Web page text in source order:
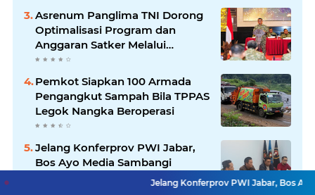
Asrenum Panglima TNI Dorong
Optimalisasi Program dan
Anggaran Satker Melalui
Evaluasi Kinerja
Pemkot Siapkan 100 Armada
Pengangkut Sampah Bila TPPAS
Legok Nangka Beroperasi
Jelang Konferprov PWI Jabar,
Bos Ayo Media Sambangi
Rumah PWI Kota Bogor
Jelang Konferprov PWI Jabar, Bos Ayo Media